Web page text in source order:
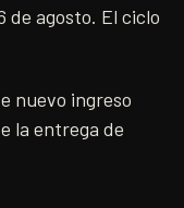
de agosto. El ciclo
nuevo ingreso
la entrega de